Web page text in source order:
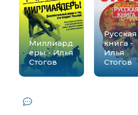
Миллиард
еры - Илья
Стогов
Русская
книга -
Илья
Стогов